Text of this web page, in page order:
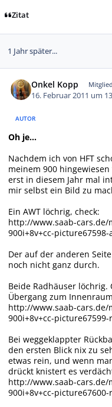
Zitat
1 Jahr später...
Onkel Kopp Mitglied
16. Februar 2011 um
AUTOR
Oh je...
Nachdem ich von HFT
meinem 900
erst in diesem Jahr mal
mir selbst ein Bild zu
Ein AWT löchrig, check:
http://www.saab-
900i+8v+cc-
Der auf der anderen
noch nicht ganz durch.
Beide Radhäuser löchrig.
Übergang zum
http://www.saab-
900i+8v+cc-
Bei weggeklappter
den ersten Blick nix zu
etwas rein, und wenn
drückt knistert es
http://www.saab-
900i+8v+cc-